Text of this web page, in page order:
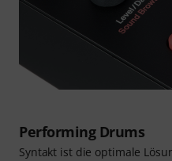
Performing Drums
Syntakt ist die optimale